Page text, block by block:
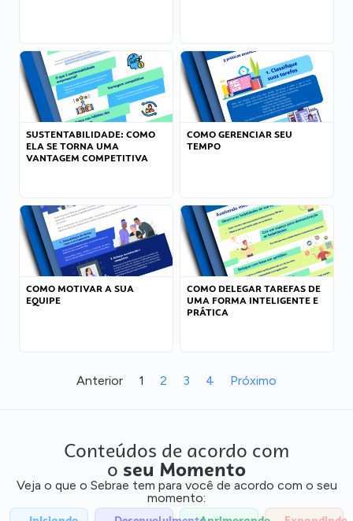
SUSTENTABILIDADE: COMO
ELA SE TORNA UMA
VANTAGEM COMPETITIVA
COMO GERENCIAR SEU
TEMPO
COMO MOTIVAR A SUA
EQUIPE
COMO DELEGAR TAREFAS DE
UMA FORMA INTELIGENTE E
PRÁTICA
Anterior 1 2 3 4 Próximo
Conteúdos de acordo com
o seu Momento
Veja o que o Sebrae tem para você de acordo com o seu
momento: